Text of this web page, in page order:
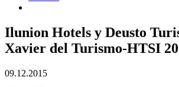
Ilunion Hotels y Deusto
Xavier del Turismo-HTSI
09.12.2015